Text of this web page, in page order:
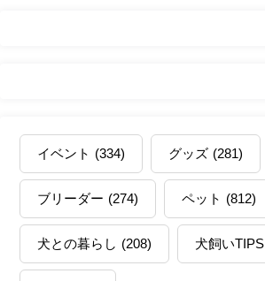
イベント (334) グッズ (281)
ブリーダー (274) ペット (812)
犬との暮らし (208) 犬飼いTIPS